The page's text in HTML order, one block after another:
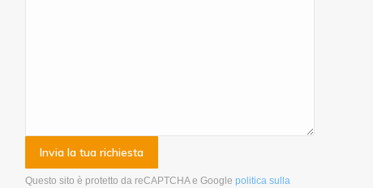
Questo sito è protetto da reCAPTCHA e Googlepolitica sulla